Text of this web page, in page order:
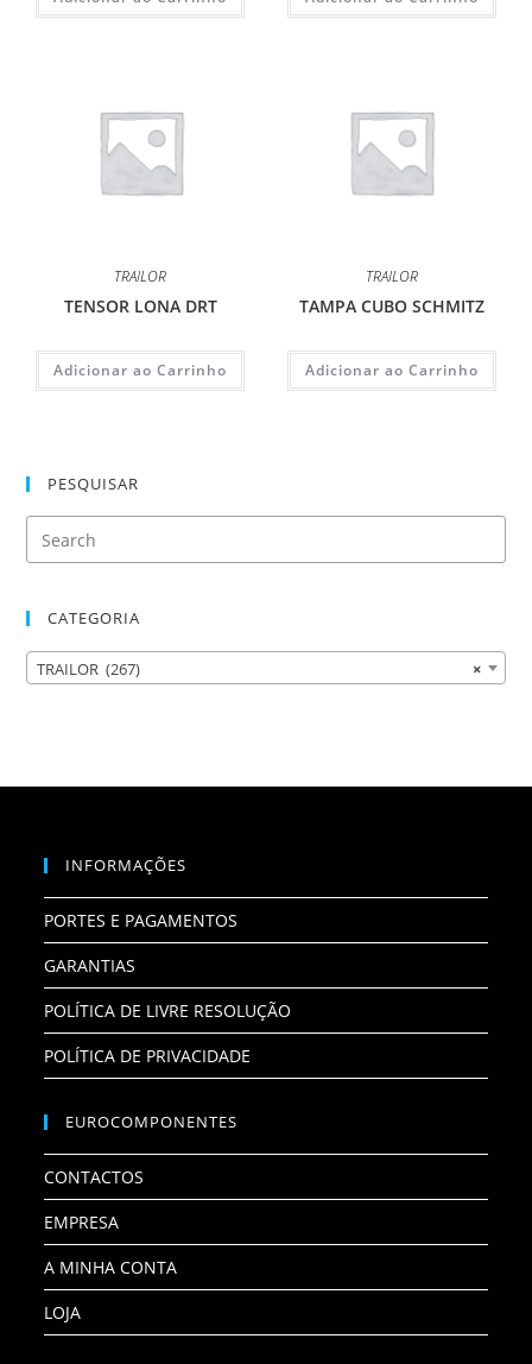
TRAILOR
TENSOR LONA DRT
Adicionar ao Carrinho
TRAILOR
TAMPA CUBO SCHMITZ
Adicionar ao Carrinho
PESQUISAR
CATEGORIA
×
TRAILOR (267)
INFORMAÇÕES
PORTES E PAGAMENTOS
GARANTIAS
POLÍTICA DE LIVRE RESOLUÇÃO
POLÍTICA DE PRIVACIDADE
EUROCOMPONENTES
CONTACTOS
EMPRESA
A MINHA CONTA
LOJA